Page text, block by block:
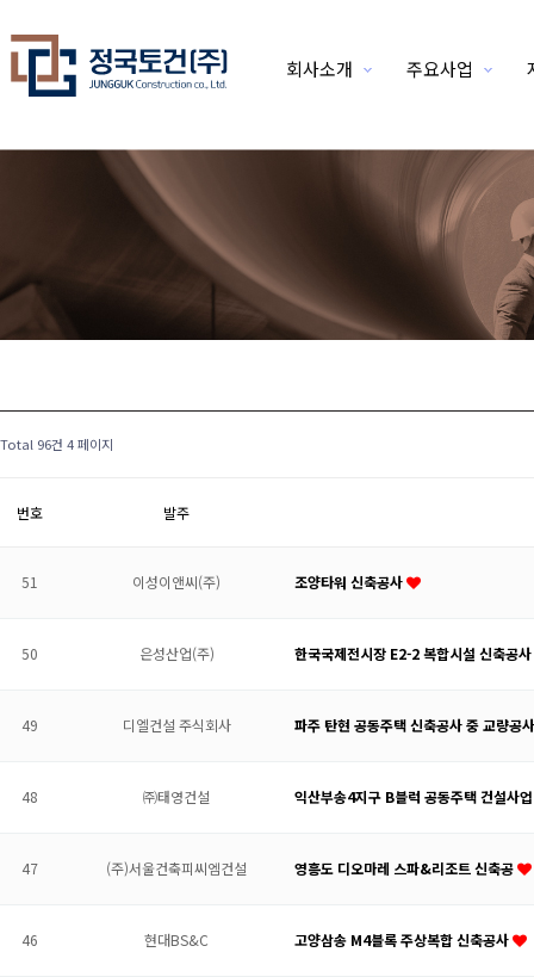
회사소개 주요사업
Total 96건 4 페이지
번호 발주
51 이성이앤씨(주) 조양타워 신축공사
50 은성산업(주) 한국국제전시장 E2-2 복합시설 신축공사
49 디엘건설 주식회사 파주 탄현 공동주택 신축공사 중 교량공
48 ㈜태영건설 익산부송4지구 B블럭 공동주택 건설사
47 (주)서울건축피씨엠건설 영흥도 디오마레 스파&리조트 신축공
46 현대BS&C 고양삼송 M4블록 주상복합 신축공사